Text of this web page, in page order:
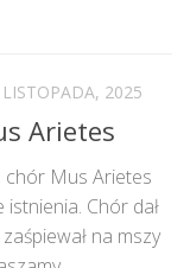
2025
Arietes
chór Mus Arietes
Chór dał
na mszy